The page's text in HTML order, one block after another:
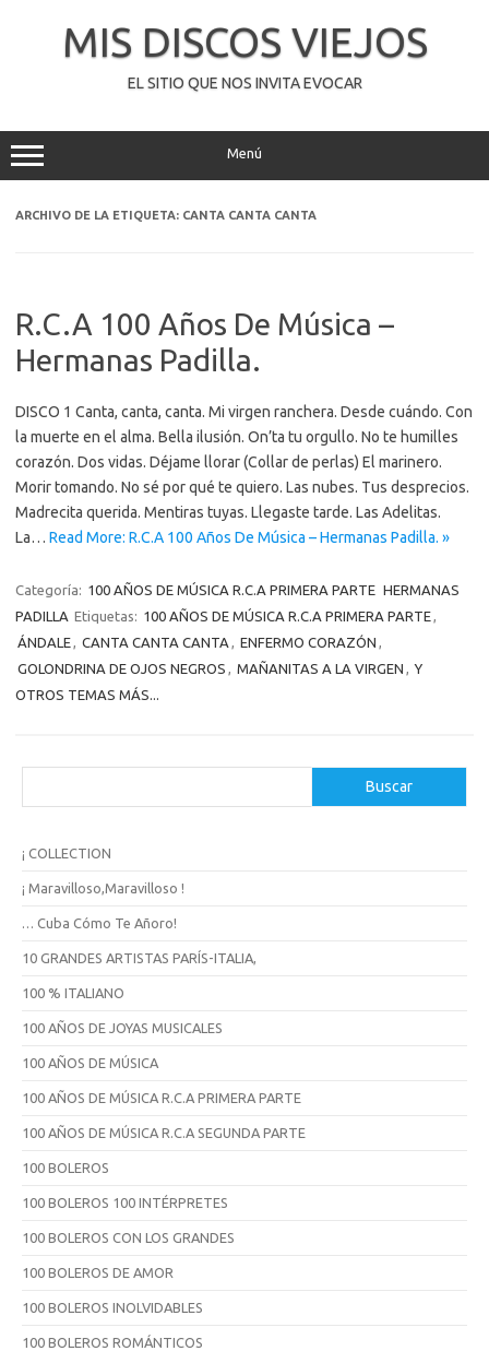
contenidoMIS DISCOS VIEJOS
EL SITIO QUE NOS INVITA EVOCAR
Menú
ARCHIVO DE LA ETIQUETA: CANTA CANTA CANTA
R.C.A 100 Años De Música –
Hermanas Padilla.
DISCO 1 Canta, canta, canta. Mi virgen ranchera. Desde cuándo. Con
la muerte en el alma. Bella ilusión. On’ta tu orgullo. No te humilles
corazón. Dos vidas. Déjame llorar (Collar de perlas) El marinero.
Morir tomando. No sé por qué te quiero. Las nubes. Tus desprecios.
Madrecita querida. Mentiras tuyas. Llegaste tarde. Las Adelitas.
La… Read More: R.C.A 100 Años De Música – Hermanas Padilla. »
Categoría: 100 AÑOS DE MÚSICA R.C.A PRIMERA PARTE HERMANAS
PADILLA Etiquetas: 100 AÑOS DE MÚSICA R.C.A PRIMERA PARTE,
ÁNDALE, CANTA CANTA CANTA , ENFERMO CORAZÓN ,
GOLONDRINA DE OJOS NEGROS , MAÑANITAS A LA VIRGEN , Y
OTROS TEMAS MÁS...
a
Buscar
¡ COLLECTION
¡ Maravilloso,Maravilloso !
… Cuba Cómo Te Añoro!
10 GRANDES ARTISTAS PARÍS-ITALIA,
100 % ITALIANO
100 AÑOS DE JOYAS MUSICALES
100 AÑOS DE MÚSICA
100 AÑOS DE MÚSICA R.C.A PRIMERA PARTE
100 AÑOS DE MÚSICA R.C.A SEGUNDA PARTE
100 BOLEROS
100 BOLEROS 100 INTÉRPRETES
100 BOLEROS CON LOS GRANDES
100 BOLEROS DE AMOR
100 BOLEROS INOLVIDABLES
100 BOLEROS ROMÁNTICOS